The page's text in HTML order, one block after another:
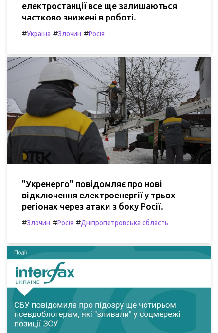
електростанції все ще залишаються
частково знижені в роботі.
#Україна #Злочин #Росія
"Укренерго" повідомляє про нові
відключення електроенергії у трьох
регіонах через атаки з боку Росії.
#Злочин #Росія #Дніпропетровська область